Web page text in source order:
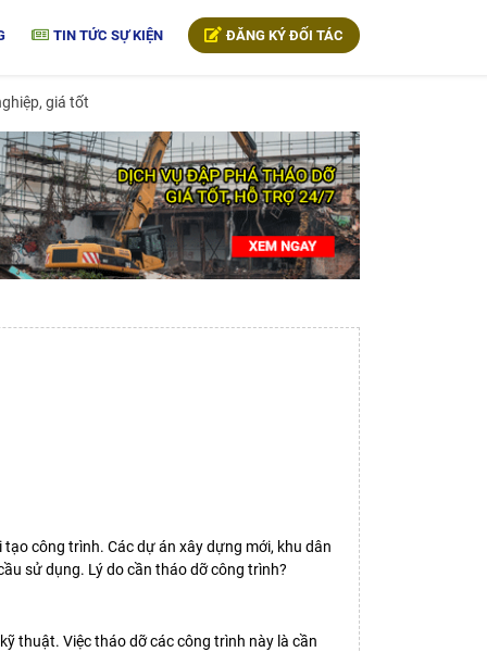
TIN TỨC SỰ KIỆN ĐĂNG KÝ ĐỐI TÁC
giá tốt
công trình. Các dự án xây dựng mới, khu dân
sử dụng. Lý do cần tháo dỡ công trình?
thuật. Việc tháo dỡ các công trình này là cần